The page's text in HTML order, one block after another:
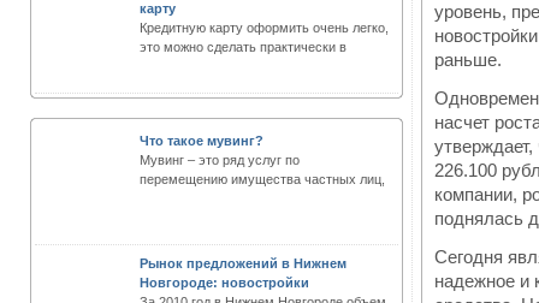
карту
Кредитную карту оформить очень легко,
это можно сделать практически в
Что такое мувинг?
Мувинг – это ряд услуг по
перемещению имущества частных лиц,
Рынок предложений в Нижнем
Новгороде: новостройки
уровень,
раньше.
насчет
226.100
компании,
поднялась
Сегодня
надежное и